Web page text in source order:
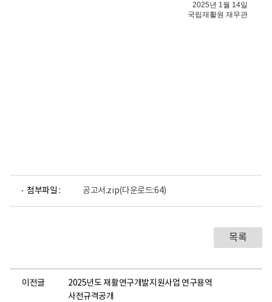
2025년 1월 14일
국립재활원 재무관
첨부파일 : 공고서.zip(다운로드:64)
목록
이전글
2025년도 재활연구개발지원사업 연구용역
사전규격공개